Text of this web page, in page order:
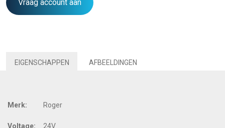
Vraag account aan
EIGENSCHAPPEN AFBEELDINGEN
Merk: Roger
Voltage: 24V